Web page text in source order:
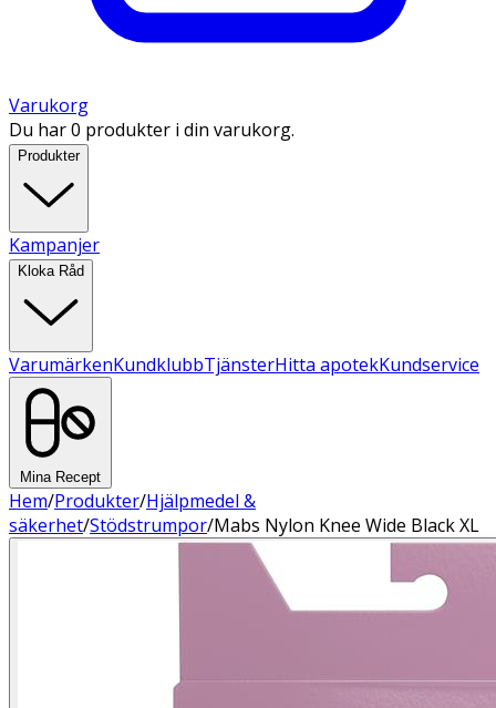
Varukorg
Du har 0 produkter i din varukorg.
Produkter
Kampanjer
Kloka Råd
VarumärkenKundklubbTjänsterHitta apotekKundservice
Mina Recept
Hem/Produkter/Hjälpmedel &
säkerhet/Stödstrumpor/Mabs Nylon Knee Wide Black XL